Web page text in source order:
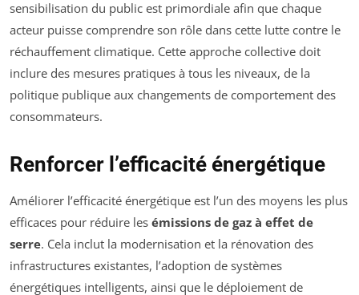
sensibilisation du public est primordiale afin que chaque
acteur puisse comprendre son rôle dans cette lutte contre le
réchauffement climatique. Cette approche collective doit
inclure des mesures pratiques à tous les niveaux, de la
politique publique aux changements de comportement des
consommateurs.
Renforcer l’efficacité énergétique
Améliorer l’efficacité énergétique est l’un des moyens les plus
efficaces pour réduire les émissions de gaz à effet de
serre. Cela inclut la modernisation et la rénovation des
infrastructures existantes, l’adoption de systèmes
énergétiques intelligents, ainsi que le déploiement de